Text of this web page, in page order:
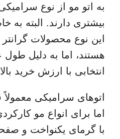
به اتو مو از نوع
بیشتری دارند. البته به
این نوع محصولات
هستند، اما به دلیل
انتخابی با ارزش خرید
اتوهای سرامیکی
اما برای انواع مو
با گرمای یکنواخت و